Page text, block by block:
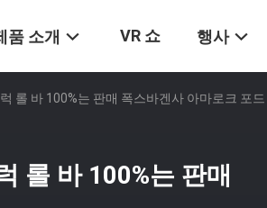
품 소개 VR 쇼 행사
롤 바 100%는 판매 폭스바겐사 아마로크 포
롤 바 100%는 판매